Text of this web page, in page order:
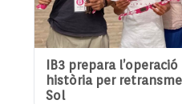
IB3 prepara
història per
Sol